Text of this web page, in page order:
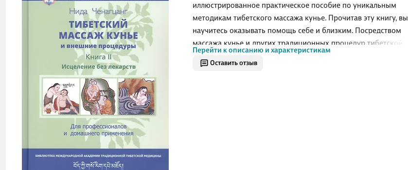
Оставить отзыв
иллюстрированное практическое пособие по уникальным
методикам тибетского массажа кунье. Прочитав эту книгу, вы
научитесь оказывать помощь себе и близким. Посредством
массажа кунье и других традиционных процедур тибетской
медицины, которые используются в сочетании с массажем,
можно облегчать боль, снимать напряжение и улучшать
Перейти к описанию и характеристикам